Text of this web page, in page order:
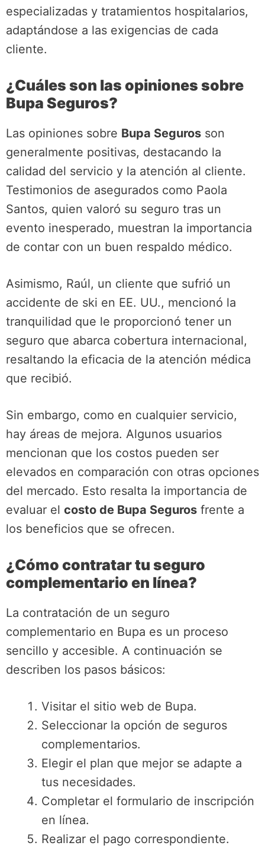
especializadas y tratamientos hospitalarios,
adaptándose a las exigencias de cada
cliente.
¿Cuáles son las opiniones sobre
Bupa Seguros?
Las opiniones sobre Bupa Seguros son
generalmente positivas, destacando la
calidad del servicio y la atención al cliente.
Testimonios de asegurados como Paola
Santos, quien valoró su seguro tras un
evento inesperado, muestran la importancia
de contar con un buen respaldo médico.
Asimismo, Raúl, un cliente que sufrió un
accidente de ski en EE. UU., mencionó la
tranquilidad que le proporcionó tener un
seguro que abarca cobertura internacional,
resaltando la eficacia de la atención médica
que recibió.
Sin embargo, como en cualquier servicio,
hay áreas de mejora. Algunos usuarios
mencionan que los costos pueden ser
elevados en comparación con otras opciones
del mercado. Esto resalta la importancia de
evaluar el costo de Bupa Seguros frente a
los beneficios que se ofrecen.
¿Cómo contratar tu seguro
complementario en línea?
La contratación de un seguro
complementario en Bupa es un proceso
sencillo y accesible. A continuación se
describen los pasos básicos:
Visitar el sitio web de Bupa.
Seleccionar la opción de seguros
complementarios.
Elegir el plan que mejor se adapte a
tus necesidades.
Completar el formulario de inscripción
en línea.
Realizar el pago correspondiente.